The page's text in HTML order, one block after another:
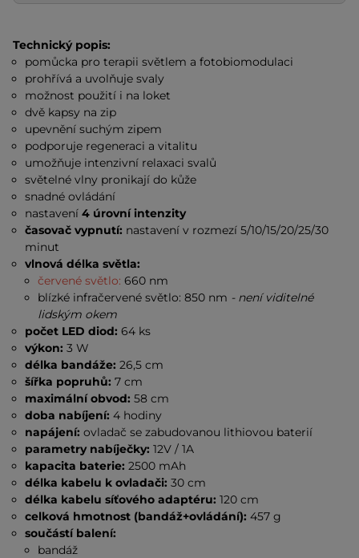
Technický popis:
pomůcka pro terapii světlem a fotobiomodulaci
prohřívá a uvolňuje svaly
možnost použití i na loket
dvě kapsy na zip
upevnění suchým zipem
podporuje regeneraci a vitalitu
umožňuje intenzivní relaxaci svalů
světelné vlny pronikají do kůže
snadné ovládání
nastavení4 úrovní intenzity
časovač vypnutí: nastavení v rozmezí 5/10/15/20/25/30
minut
vlnová délka světla:
červené světlo: 660 nm
blízké infračervené světlo: 850 nm - není viditelné
lidským okem
počet LED diod: 64 ks
výkon:3 W
délka bandáže:26,5 cm
šířka popruhů:7 cm
maximální obvod:58 cm
doba nabíjení: 4 hodiny
napájení: ovladač se zabudovanou lithiovou baterií
parametry nabíječky: 12V / 1A
kapacita baterie:2500 mAh
délka kabelu k ovladači: 30 cm
délka kabelu síťového adaptéru: 120 cm
celková hmotnost (bandáž+ovládání):457 g
součástí balení:
bandáž